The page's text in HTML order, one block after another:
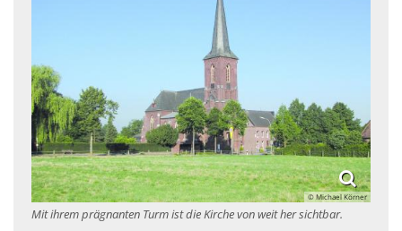
© Michael Körner
Mit ihrem prägnanten Turm ist die Kirche von weit her sichtbar.